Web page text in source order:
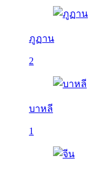
ภูฏาน
2
บาหลี
1